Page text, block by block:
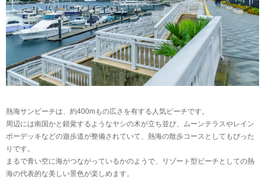
熱海サンビーチは、約400mもの広さを有する人気ビーチです。
周辺には南国かと錯覚するようなヤシの木が立ち並び、ムーンテラスやレイン
ボーデッキなどの遊歩道が整備されていて、熱海の散歩コースとしてもぴった
りです。
まるで青い空に海がつながっているかのようで、リゾート型ビーチとしての熱
海の代表的な美しい景色が楽しめます。